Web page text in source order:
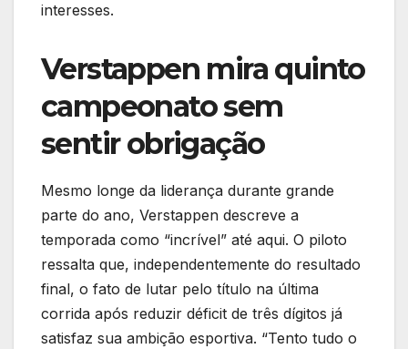
interesses.
Verstappen mira quinto
campeonato sem
sentir obrigação
Mesmo longe da liderança durante grande
parte do ano, Verstappen descreve a
temporada como “incrível” até aqui. O piloto
ressalta que, independentemente do resultado
final, o fato de lutar pelo título na última
corrida após reduzir déficit de três dígitos já
satisfaz sua ambição esportiva. “Tento tudo o